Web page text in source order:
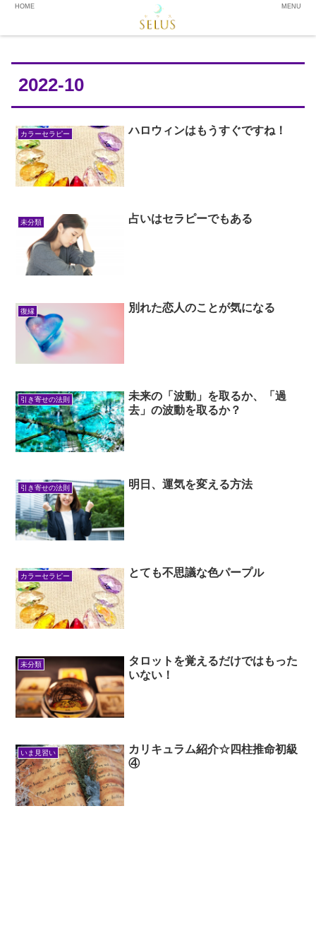
2022-10
カラーセラピー ハロウィンはもうすぐですね！
未分類 占いはセラピーでもある
復縁 別れた恋人のことが気になる
引き寄せの法則
未来の「波動」を取るか、「過
去」の波動を取るか？
引き寄せの法則 明日、運気を変える方法
カラーセラピー とても不思議な色パープル
未分類
タロットを覚えるだけではもった
いない！
いま見習い
カリキュラム紹介☆四柱推命初級
④
HOME MENU